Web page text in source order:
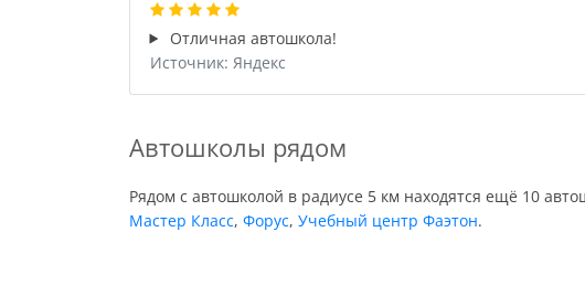
Отличная автошкола!
Источник: Яндекс
Автошколы рядом
Рядом с автошколой в радиусе 5 км находятся ещё 10
Мастер Класс, Форус, Учебный центр Фаэтон.